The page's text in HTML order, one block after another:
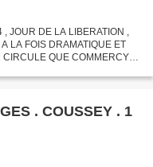
JOUR DE LA LIBERATION ,
LA FOIS DRAMATIQUE ET
QUE COMMERCY
. 1